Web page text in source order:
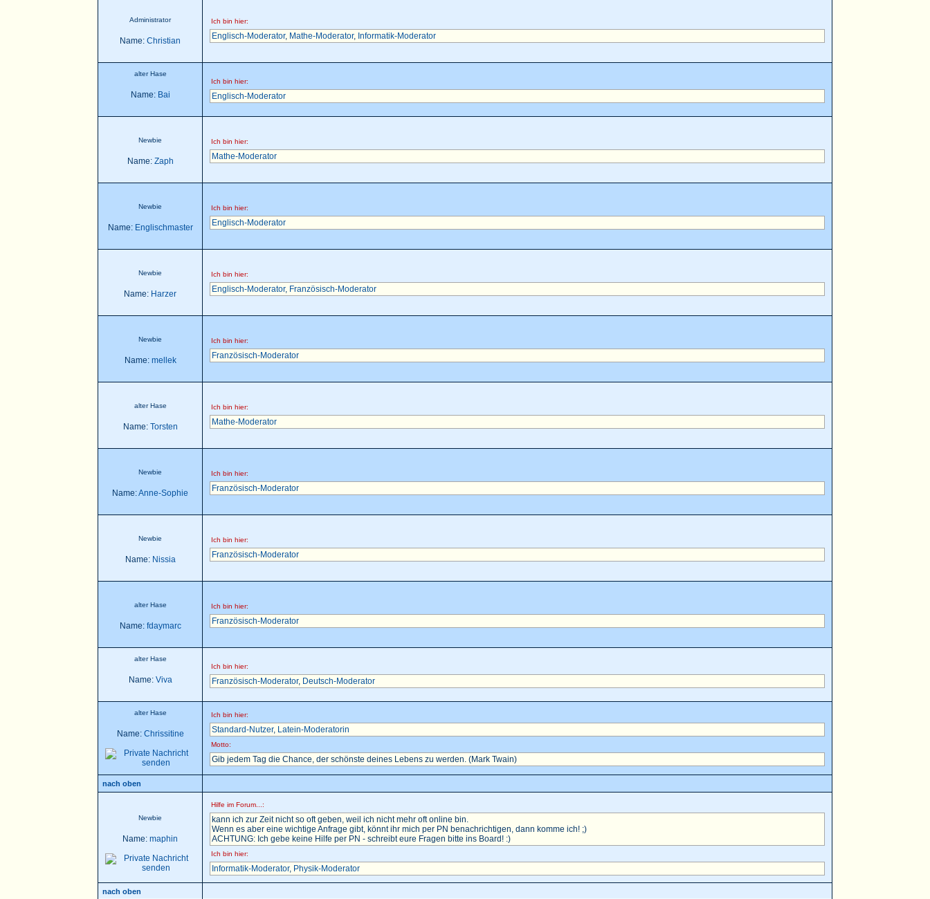
Administrator
Name: Christian
Ich bin hier:
Englisch-Moderator, Mathe-Moderator, Informatik-Moderator
alter Hase
Name: Bai
Ich bin hier:
Englisch-Moderator
Newbie
Name: Zaph
Ich bin hier:
Mathe-Moderator
Newbie
Name: Englischmaster
Ich bin hier:
Englisch-Moderator
Newbie
Name: Harzer
Ich bin hier:
Englisch-Moderator, Französisch-Moderator
Newbie
Name: mellek
Ich bin hier:
Französisch-Moderator
alter Hase
Name: Torsten
Ich bin hier:
Mathe-Moderator
Newbie
Name:Anne-Sophie
Ich bin hier:
Französisch-Moderator
Newbie
Name: Nissia
Ich bin hier:
Französisch-Moderator
alter Hase
Name: fdaymarc
Ich bin hier:
Französisch-Moderator
alter Hase
Name: Viva
Ich bin hier:
Französisch-Moderator, Deutsch-Moderator
alter Hase
Name: Chrissitine
Ich bin hier:
Standard-Nutzer, Latein-Moderatorin
Motto:
Gib jedem Tag die Chance, der schönste deines Lebens zu werden. (Mark Twain)
nach oben
Newbie
Name: maphin
Hilfe im Forum...:
kann ich zur Zeit nicht so oft geben, weil ich nicht mehr oft online bin.
Wenn es aber eine wichtige Anfrage gibt, könnt ihr mich per PN benachrichtigen, dann komme ich! ;)
ACHTUNG: Ich gebe keine Hilfe per PN - schreibt eure Fragen bitte ins Board! :)
Ich bin hier:
Informatik-Moderator, Physik-Moderator
nach oben